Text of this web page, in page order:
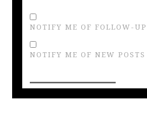
NOTIFY ME OF FOLLOW-
NOTIFY ME OF NEW